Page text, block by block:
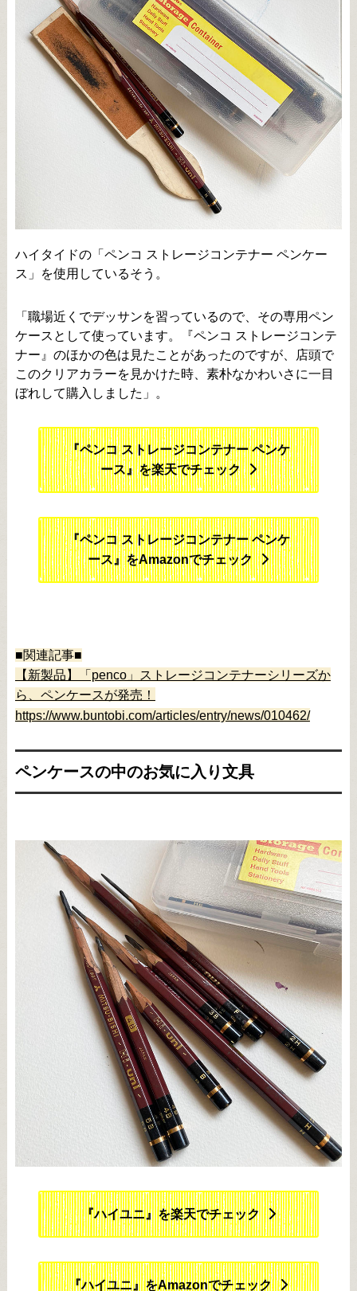
ハイタイドの「ペンコ ストレージコンテナー ペンケー
ス」を使用しているそう。
「職場近くでデッサンを習っているので、その専用ペン
ケースとして使っています。『ペンコ ストレージコンテ
ナー』のほかの色は見たことがあったのですが、店頭で
このクリアカラーを見かけた時、素朴なかわいさに一目
ぼれして購入しました」。
『ペンコ ストレージコンテナー ペンケ
ース』を楽天でチェック
『ペンコ ストレージコンテナー ペンケ
ース』をAmazonでチェック
■関連記事■
【新製品】「penco」ストレージコンテナーシリーズか
ら、ペンケースが発売！
https://www.buntobi.com/articles/entry/news/010462/
ペンケースの中のお気に入り文具
『ハイユニ』を楽天でチェック
『ハイユニ』をAmazonでチェック